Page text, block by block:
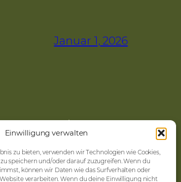
Einwilligung verwalten
zu bieten, verwenden wir Technologien wie Cookies,
speichern und/oder darauf zuzugreifen. Wenn du
können wir Daten wie das Surfverhalten oder
verarbeiten. Wenn du deine Einwilligung nicht
Januar 1, 2026
Kontakt
Impressum
Cookie-Richtlinie (EU)
Datenschutz